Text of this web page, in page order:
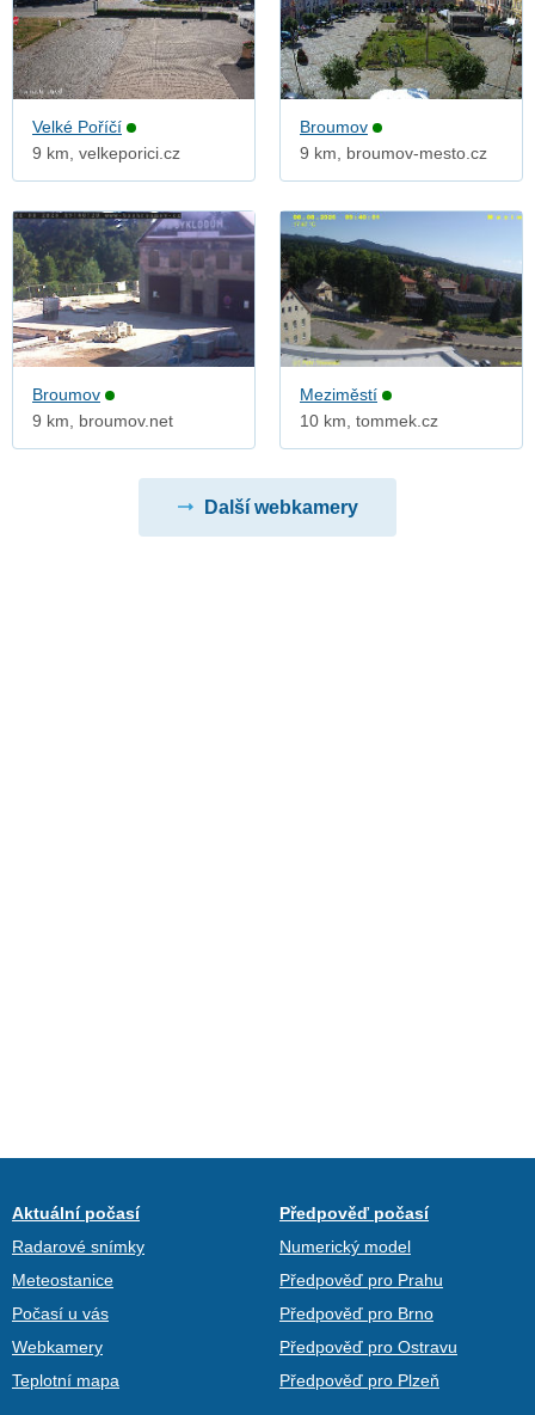
Velké Poříčí
9 km, velkeporici.cz
Broumov
9 km, broumov-mesto.cz
Broumov
9 km, broumov.net
Meziměstí
10 km, tommek.cz
Další webkamery
Aktuální počasí
Radarové snímky
Meteostanice
Počasí u vás
Webkamery
Teplotní mapa
Předpověď počasí
Numerický model
Předpověď pro Prahu
Předpověď pro Brno
Předpověď pro Ostravu
Předpověď pro Plzeň